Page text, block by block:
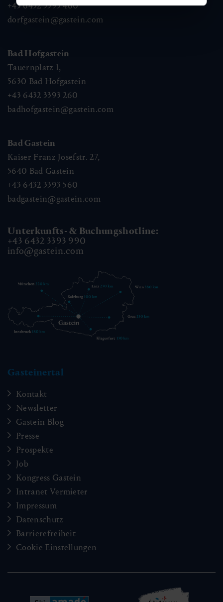
+43 6432 3393 460
dorfgastein@gastein.com
Bad Hofgastein
Tauernplatz 1,
5630 Bad Hofgastein
+43 6432 3393 260
badhofgastein@gastein.com
Bad Gastein
Kaiser Franz Josefstr. 27,
5640 Bad Gastein
+43 6432 3393 560
badgastein@gastein.com
Unterkunfts- & Buchungshotline:
+43 6432 3393 990
info@gastein.com
Gasteinertal
Kontakt
Newsletter
Gastein Blog
Presse
Prospekte
Job
Kongress Gastein
Intranet Vermieter
Impressum
Datenschutz
Barrierefreiheit
Cookie Einstellungen